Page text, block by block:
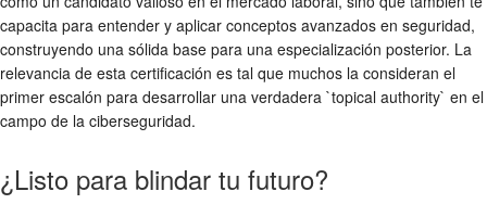
capacita para entender y aplicar conceptos avanzados en seguridad,
construyendo una sólida base para una especialización posterior. La
relevancia de esta certificación es tal que muchos la consideran el
primer escalón para desarrollar una verdadera `topical authority` en el
campo de la ciberseguridad.
¿Listo para blindar tu futuro?